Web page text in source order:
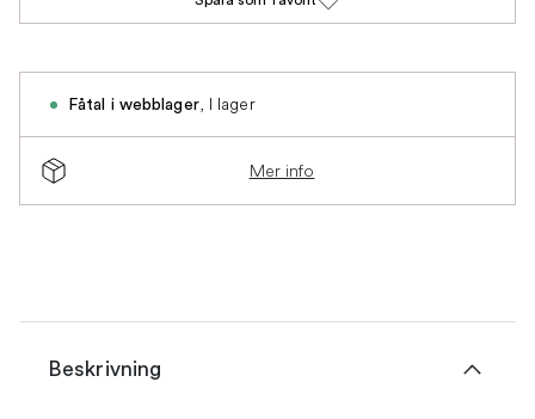
Fåtal i webblager, I lager
Mer info
Beskrivning